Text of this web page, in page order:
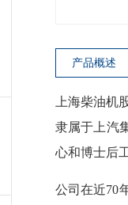
产品概述
上海柴油机
隶属于上汽
心和博士后
公司在近70